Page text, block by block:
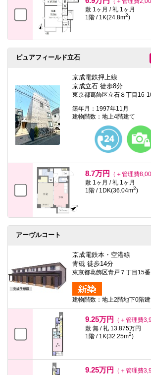
敷 1ヶ月 / 礼 1ヶ月
1階 / 1K(24.8m2)
ピュアフィールド立石
京成電鉄押上線
京成立石 徒歩8分
東京都葛飾区立石８丁目16-
築年月：1997年11月
建物階数：地上4階建て
8.7万円
（＋管理費
敷 1ヶ月 / 礼 1ヶ月
1階 / 1DK(36.04m2)
アーヴルコート
京成電鉄本・空港線
青砥 徒歩14分
東京都葛飾区青戸７丁目15
建物階数：地上2階地下0階
9.25万円
（＋管理費
敷 無 / 礼 13.875万円
1階 / 1K(32.25m2)
9.25万円
（＋管理費